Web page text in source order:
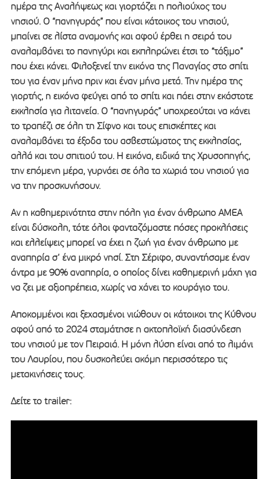
ημέρα της Αναλήψεως και γιορτάζει η πολιούχος του
νησιού. Ο “πανηγυράς” που είναι κάτοικος του νησιού,
μπαίνει σε λίστα αναμονής και αφού έρθει η σειρά του
αναλαμβάνει το πανηγύρι και εκπληρώνει έτσι το “τάξιμο”
που έχει κάνει. Φιλοξενεί την εικόνα της Παναγίας στο σπίτι
του για έναν μήνα πριν και έναν μήνα μετά. Την ημέρα της
γιορτής, η εικόνα φεύγει από το σπίτι και πάει στην εκάστοτε
εκκλησία για λιτανεία. Ο “πανηγυράς” υποχρεούται να κάνει
το τραπέζι σε όλη τη Σίφνο και τους επισκέπτες και
αναλαμβάνει τα έξοδα του ασβεστώματος της εκκλησίας,
αλλά και του σπιτιού του. Η εικόνα, ειδικά της Χρυσοπηγής,
την επόμενη μέρα, γυρνάει σε όλα τα χωριά του νησιού για
να την προσκυνήσουν.
Αν η καθημερινότητα στην πόλη για έναν άνθρωπο ΑΜΕΑ
είναι δύσκολη, τότε όλοι φανταζόμαστε πόσες προκλήσεις
και ελλείψεις μπορεί να έχει η ζωή για έναν άνθρωπο με
αναπηρία σ’ ένα μικρό νησί. Στη Σέριφο, συναντήσαμε έναν
άντρα με 90% αναπηρία, ο οποίος δίνει καθημερινή μάχη για
να ζει με αξιοπρέπεια, χωρίς να χάνει το κουράγιο του.
Αποκομμένοι και ξεχασμένοι νιώθουν οι κάτοικοι της Κύθνου
αφού από το 2024 σταμάτησε η ακτοπλοϊκή διασύνδεση
του νησιού με τον Πειραιά. Η μόνη λύση είναι από το λιμάνι
του Λαυρίου, που δυσκολεύει ακόμη περισσότερο τις
μετακινήσεις τους.
Δείτε το trailer: